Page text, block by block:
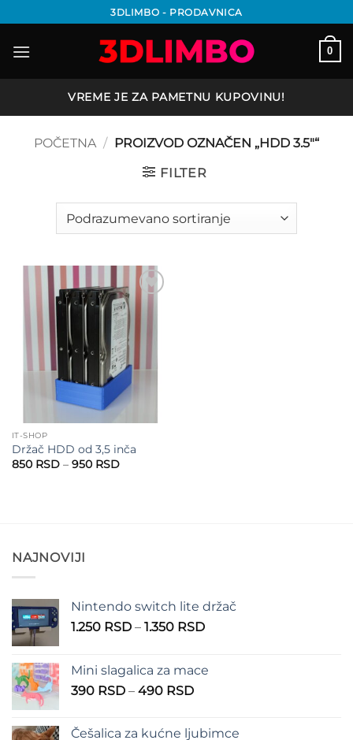
na
sadržaj
3DLIMBO - PRODAVNICA
0
VREME JE ZA PAMETNU KUPOVINU!
POČETNA / PROIZVOD OZNAČEN „HDD 3.5"“
FILTER
Add to
wishlist
IT-SHOP
Držač HDD od 3,5 inča
850 RSD – 950 RSDRaspon
NAJNOVIJI
Nintendo switch lite držač
1.250 RSD – 1.350 RSDRaspon
1.250 RSD
Mini slagalica za mace
390 RSD – 490 RSDRaspon
Češalica za kućne ljubimce